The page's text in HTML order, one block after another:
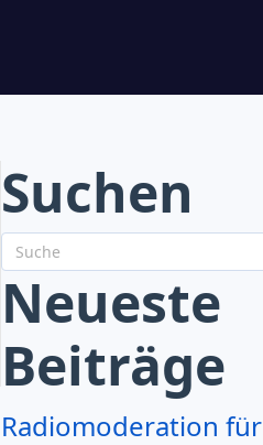
Suchen
Neueste
Beiträge
Radiomoderation für